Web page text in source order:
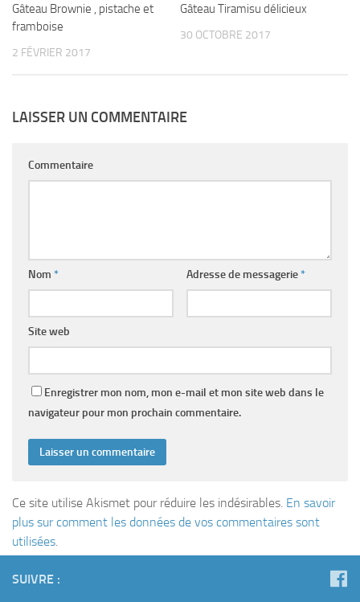
Gâteau Brownie , pistache et
framboise
2 FÉVRIER 2017
Gâteau Tiramisu délicieux
30 OCTOBRE 2017
LAISSER UN COMMENTAIRE
Commentaire
Nom * Adresse de messagerie*
Site web
Enregistrer mon nom, mon e-mail et mon site web dans le
navigateur pour mon prochain commentaire.
Ce site utilise Akismet pour réduire les indésirables. En savoir
plus sur comment les données de vos commentaires sont
utilisées.
SUIVRE :